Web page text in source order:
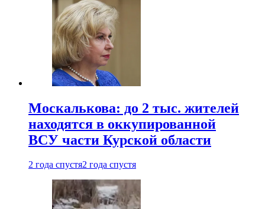
Москалькова: до 2 тыс. жителей
находятся в оккупированной
ВСУ части Курской области
2 года спустя2 года спустя